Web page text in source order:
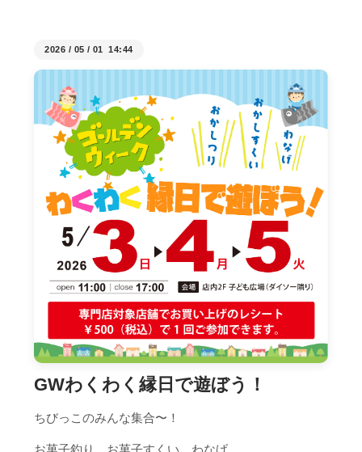
2026 / 05 / 01 14:44
GWわくわく縁日で遊ぼう！
ちびっこのみんな集合〜！